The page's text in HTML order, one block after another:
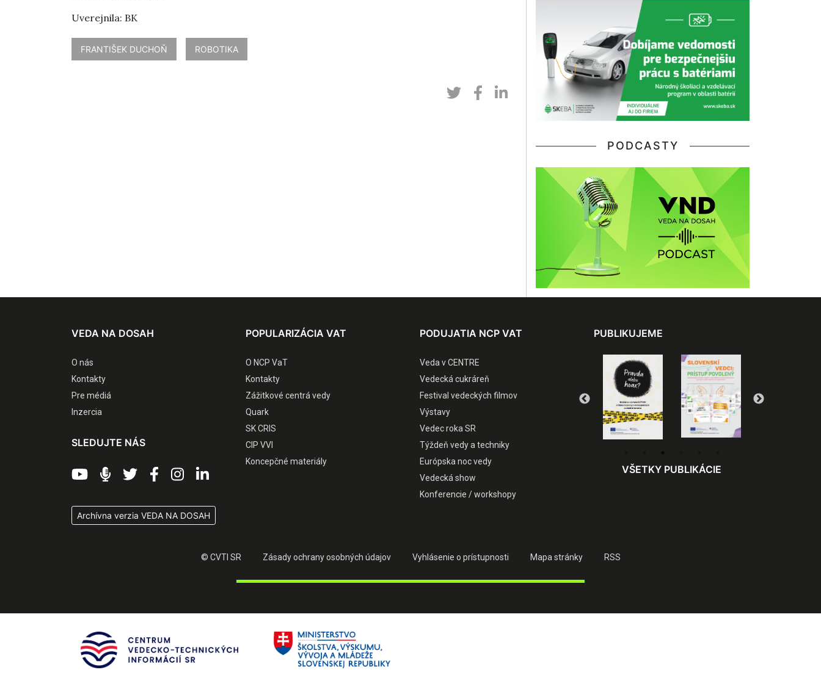
Uverejnila: BK
FRANTIŠEK DUCHOŇ ROBOTIKA
PODCASTY
VEDA NA DOSAH
O nás
Kontakty
Pre médiá
Inzercia
SLEDUJTE NÁS
Archívna verzia VEDA NA DOSAH
POPULARIZÁCIA VAT
O NCP VaT
Kontakty
Zážitkové centrá vedy
Quark
SK CRIS
CIP VVI
Koncepčné materiály
PODUJATIA NCP VAT
Veda v CENTRE
Vedecká cukráreň
Festival vedeckých filmov
Výstavy
Vedec roka SR
Týždeň vedy a techniky
Európska noc vedy
Vedecká show
Konferencie / workshopy
PUBLIKUJEME
VŠETKY PUBLIKÁCIE
© CVTI SR Zásady ochrany osobných údajov Vyhlásenie o prístupnosti Mapa stránky RSS